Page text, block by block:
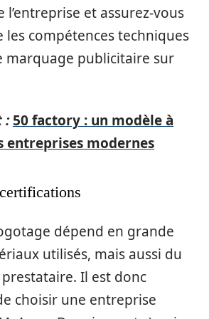
l’entreprise et assurez-vous
les compétences techniques
marquage publicitaire sur
: 50 factory : un modèle à
entreprises modernes
dépend en grande
utilisés, mais aussi du
Il est donc
choisir une entreprise